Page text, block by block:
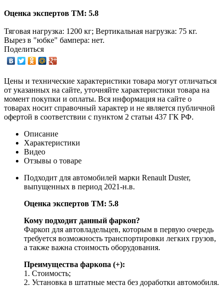
Оценка экспертов ТМ: 5.8
Тяговая нагрузка: 1200 кг; Вертикальная нагрузка: 75 кг.
Вырез в "юбке" бампера: нет.
Поделиться
Цены и технические характеристики товара могут отличаться
от указанных на сайте, уточняйте характеристики товара на
момент покупки и оплаты. Вся информация на сайте о
товарах носит справочный характер и не является публичной
офертой в соответствии с пунктом 2 статьи 437 ГК РФ.
Описание
Характеристики
Видео
Отзывы о товаре
Подходит для автомобилей марки Renault Duster,
выпущенных в период 2021-н.в.
Оценка экспертов ТМ: 5.8
Кому подходит данный фаркоп?
Фаркоп для автовладельцев, которым в первую очередь
требуется возможность транспортировки легких грузов,
а также важна стоимость оборудования.
Преимущества фаркопа (+):
1. Стоимость;
2. Установка в штатные места без доработки автомобиля.